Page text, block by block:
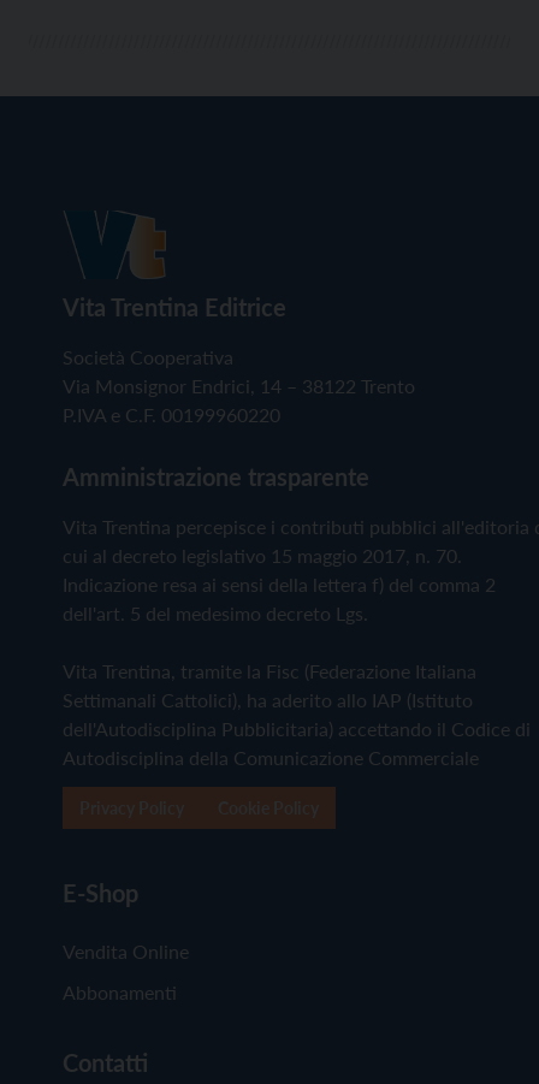
Vita Trentina Editrice
Società Cooperativa
Via Monsignor Endrici, 14 – 38122 Trento
P.IVA e C.F. 00199960220
Amministrazione trasparente
Vita Trentina percepisce i contributi pubblici all'editoria
cui al decreto legislativo 15 maggio 2017, n. 70.
Indicazione resa ai sensi della lettera f) del comma 2
dell'art. 5 del medesimo decreto Lgs.
Vita Trentina, tramite la Fisc (Federazione Italiana
Settimanali Cattolici), ha aderito allo IAP (Istituto
dell'Autodisciplina Pubblicitaria) accettando il Codice di
Autodisciplina della Comunicazione Commerciale
E-Shop
Vendita Online
Abbonamenti
Contatti